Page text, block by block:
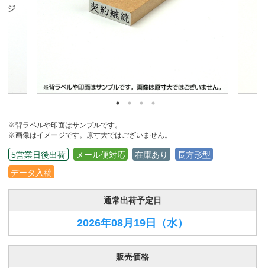
※背ラベルや印面はサンプルです。
※画像はイメージです。原寸大ではございません。
5営業日後出荷 メール便対応 在庫あり
長方形型
データ入稿
通常出荷予定日
2026年08月19日 （水）
販売価格